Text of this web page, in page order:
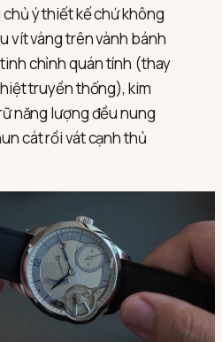
ý thiết kế chứ không
vít vàng trên vành bánh
chỉnh quán tính (thay
truyền thống), kim
năng lượng đều nung
cát rồi vát cạnh thủ